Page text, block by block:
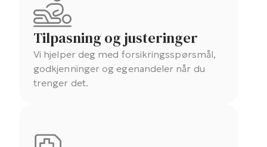
Tilpasning og justeringer
Vi hjelper deg med forsikringsspørsmål,
godkjenninger og egenandeler når du
trenger det.